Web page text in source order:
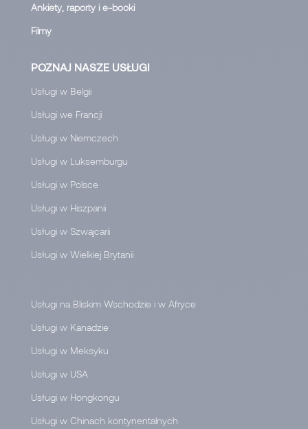
Ankiety, raporty i e-booki
Filmy
POZNAJ NASZE USŁUGI
Usługi w Belgii
Usługi we Francji
Usługi w Niemczech
Usługi w Luksemburgu
Usługi w Polsce
Usługi w Hiszpanii
Usługi w Szwajcarii
Usługi w Wielkiej Brytanii
Usługi na Bliskim Wschodzie i w Afryce
Usługi w Kanadzie
Usługi w Meksyku
Usługi w USA
Usługi w Hongkongu
Usługi w Chinach kontynentalnych